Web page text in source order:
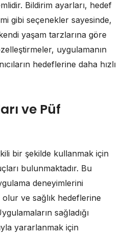
Bildirim ayarları, hedef
gibi seçenekler sayesinde,
yaşam tarzlarına göre
uygulamanın
hedeflerine daha hızlı
ve Püf
bir şekilde kullanmak için
bulunmaktadır. Bu
deneyimlerini
olur ve sağlık hedeflerine
sağladığı
yararlanmak için